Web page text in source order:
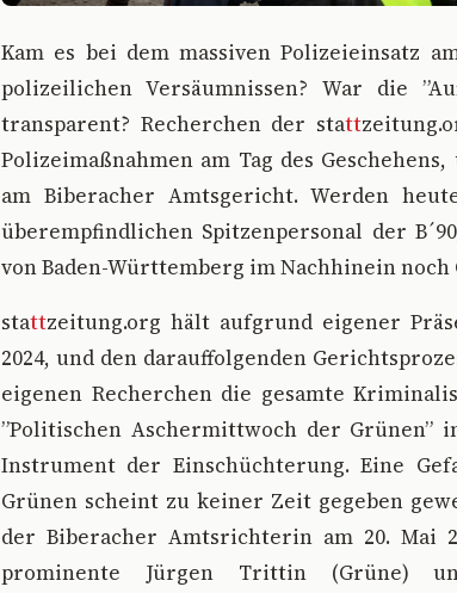
Kam es bei dem massiven Polizeieinsatz
polizeilichen Versäumnissen? War die
transparent? Recherchen der statt
Polizeimaßnahmen am Tag des
am Biberacher Amtsgericht. Werden
überempfindlichen Spitzenpersonal der
von Baden-Württemberg im Nachhinein noch
stattzeitung.org hält aufgrund eigener
2024, und den darauffolgenden
eigenen Recherchen die gesamte
”Politischen Aschermittwoch der
Instrument der Einschüchterung. Eine
Grünen scheint zu keiner Zeit gegeben
der Biberacher Amtsrichterin am 20. Mai
prominente Jürgen Trittin (Grüne)